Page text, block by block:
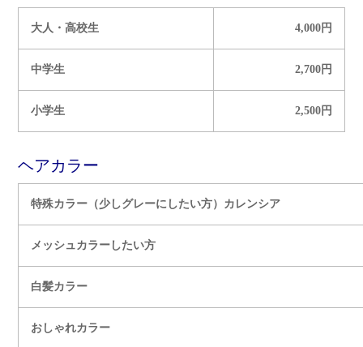
大人・高校生 4,000円
中学生 2,700円
小学生 2,500円
ヘアカラー
特殊カラー（少しグレーにしたい方）カレンシア
メッシュカラーしたい方
白髪カラー
おしゃれカラー